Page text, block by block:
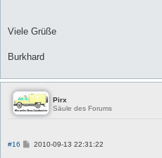
Viele Grüße
Burkhard
Pirx
Säule des Forums
#16
B2010-09-13 22:31:22